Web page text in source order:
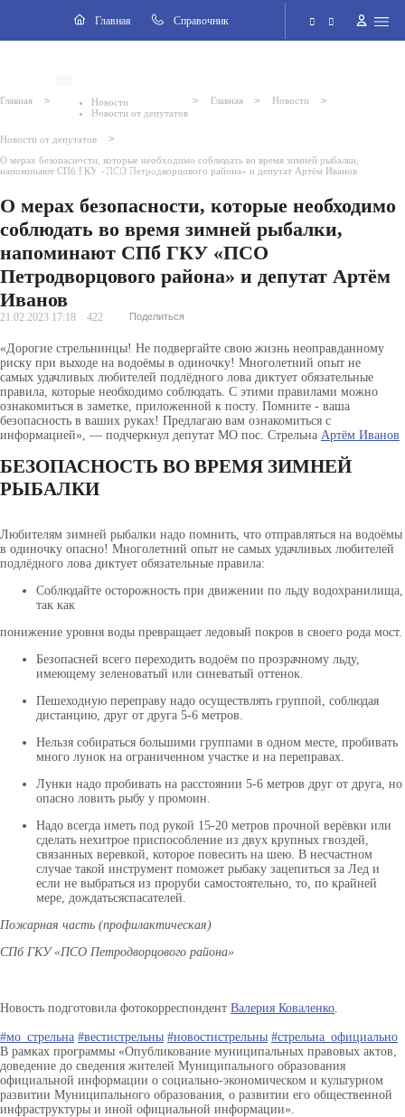
Главная Cправочник
Версия для слабовидящих
Поиск по сайту
Главная >
Новости
Новости от депутатов
> Главная > Новости >
Новости от депутатов >
О мерах безопасности, которые необходимо соблюдать во время зимней рыбалки,
напоминают СПб ГКУ «ПСО Петродворцового района» и депутат Артём Иванов
О мерах безопасности, которые необходимо
соблюдать во время зимней рыбалки,
напоминают СПб ГКУ «ПСО
Петродворцового района» и депутат Артём
Иванов
21.02.2023 17:18 422 Поделиться
«Дорогие стрельнинцы! Не подвергайте свою жизнь неоправданному
риску при выходе на водоёмы в одиночку! Многолетний опыт не
самых удачливых любителей подлёдного лова диктует обязательные
правила, которые необходимо соблюдать. С этими правилами можно
ознакомиться в заметке, приложенной к посту. Помните - ваша
безопасность в ваших руках! Предлагаю вам ознакомиться с
информацией», — подчеркнул депутат МО пос. Стрельна Артём Иванов
БЕЗОПАСНОСТЬ ВО ВРЕМЯ ЗИМНЕЙ
РЫБАЛКИ
Любителям зимней рыбалки надо помнить, что отправляться на водоёмы
в одиночку опасно! Многолетний опыт не самых удачливых любителей
подлёдного лова диктует обязательные правила:
Соблюдайте осторожность при движении по льду водохранилища,
так как
понижение уровня воды превращает ледовый покров в своего рода мост.
Безопасней всего переходить водоём по прозрачному льду,
имеющему зеленоватый или синеватый оттенок.
Пешеходную переправу надо осуществлять группой, соблюдая
дистанцию, друг от друга 5-6 метров.
Нельзя собираться большими группами в одном месте, пробивать
много лунок на ограниченном участке и на переправах.
Лунки надо пробивать на расстоянии 5-6 метров друг от друга, но
опасно ловить рыбу у промоин.
Надо всегда иметь под рукой 15-20 метров прочной верёвки или
сделать нехитрое приспособление из двух крупных гвоздей,
связанных веревкой, которое повесить на шею. В несчастном
случае такой инструмент поможет рыбаку зацепиться за Лед и
если не выбраться из проруби самостоятельно, то, по крайней
мере, дождатьсяспасателей.
Пожарная часть (профилактическая)
СПб ГКУ «ПСО Петродворцового района»
Новость подготовила фотокорреспондент Валерия Коваленко
#мо_стрельна #вестистрельны #новостистрельны #стрельна_официально
В рамках программы «Опубликование муниципальных правовых актов,
доведение до сведения жителей Муниципального образования
официальной информации о социально-экономическом и культурном
развитии Муниципального образования, о развитии его общественной
инфраструктуры и иной официальной информации».